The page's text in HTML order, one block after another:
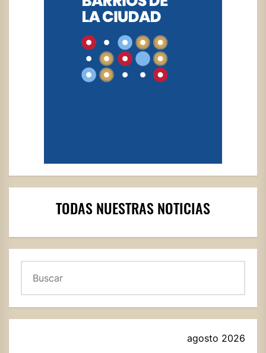
TODAS NUESTRAS NOTICIAS
agosto 2026